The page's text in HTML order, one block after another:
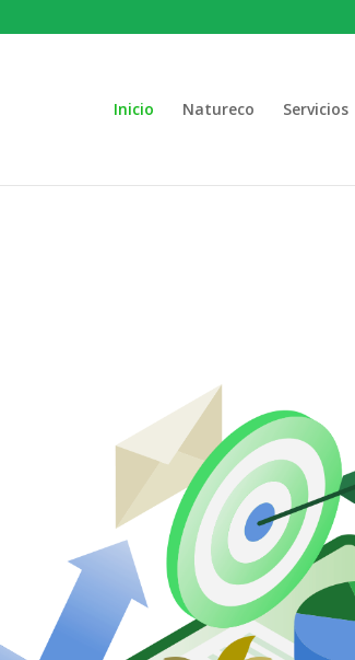
Inicio Natureco Servicios